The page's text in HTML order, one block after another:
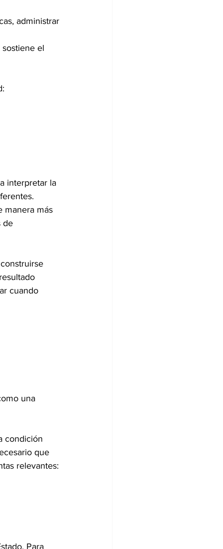
administrar
el
interpretar la
manera más
de
cuando
una
condición
que
relevantes:
Para